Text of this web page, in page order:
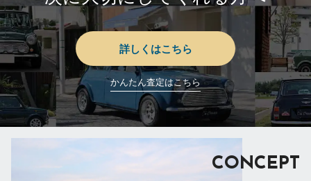
詳しくはこちら
かんたん査定はこちら
CONCEPT